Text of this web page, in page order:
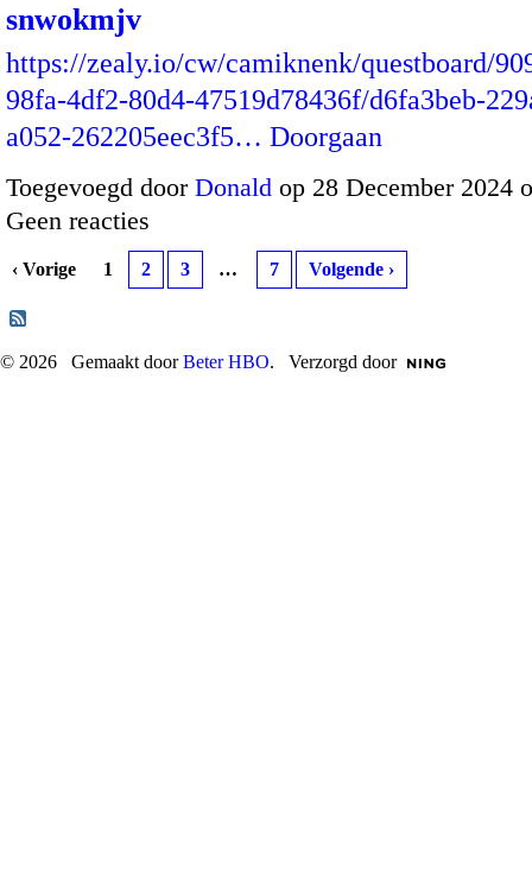
snwokmjv
https://zealy.io/cw/camiknenk/questboard/
98fa-4df2-80d4-47519d78436f/d6fa3beb-
a052-262205eec3f5… Doorgaan
Toegevoegd door Donald op 28 December 2024
Geen reacties
‹ Vorige 1 2 3 … 7 Volgende ›
© 2026 Gemaakt doorBeter HBO. Verzorgd door